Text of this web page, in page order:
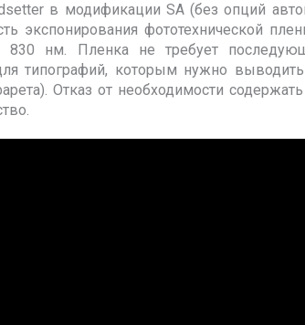
в модификации SA (без опций
экспонирования фототехнической
830 нм. Пленка не требует
типографий, которым нужно
Отказ от необходимости